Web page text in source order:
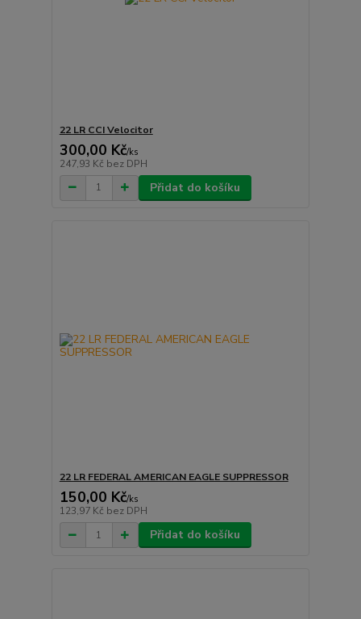
22 LR CCI Velocitor
300,00 Kč/ks
247,93 Kč bez DPH
Přidat do košíku
22 LR FEDERAL AMERICAN EAGLE SUPPRESSOR
150,00 Kč/ks
123,97 Kč bez DPH
Přidat do košíku